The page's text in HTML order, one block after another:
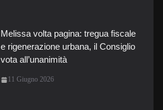
Melissa volta pagina: tregua fiscale
e rigenerazione urbana, il Consiglio
vota all’unanimità
11 Giugno 2026